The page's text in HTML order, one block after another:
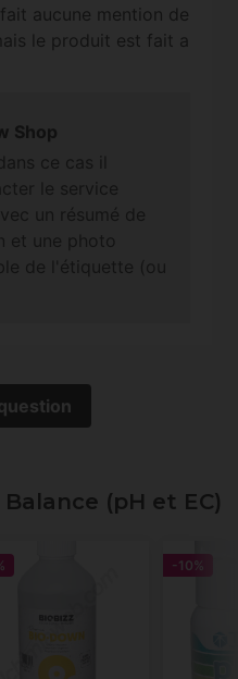
aucune mention de
le produit est fait a
Shop
(pH et EC)
-10%